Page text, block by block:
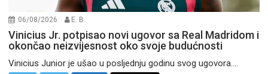
06/08/2026 E. B.
Vinicius Jr. potpisao novi ugovor sa Real Madridom i
okončao neizvijesnost oko svoje budućnosti
Vinicius Junior je ušao u posljednju godinu svog ugovora....